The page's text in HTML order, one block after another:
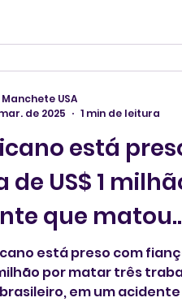
está
de US$ 1
que matou
está preso com
milhão por matar três
em um
USA
de 2025
1 min de leitura